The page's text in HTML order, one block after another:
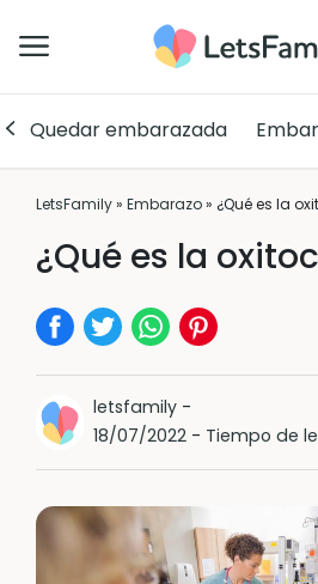
Quedar embarazada
LetsFamily» Embarazo» ¿Qué es la
¿Qué es la
letsfamily -
18/07/2022 - Tiempo de